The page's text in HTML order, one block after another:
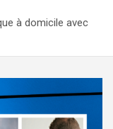
à domicile avec